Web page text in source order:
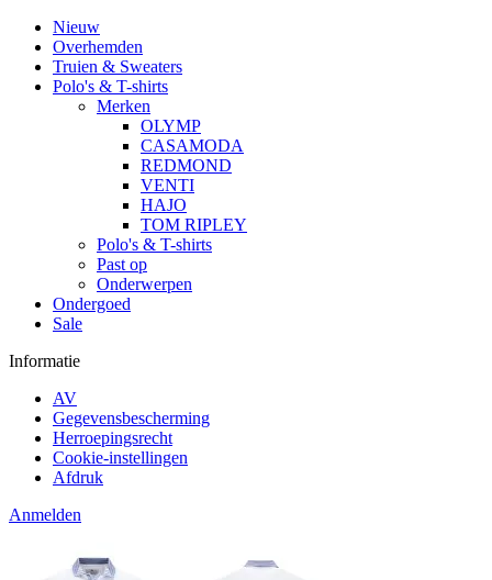
Nieuw
Overhemden
Truien & Sweaters
Polo's & T-shirts
Merken
OLYMP
CASAMODA
REDMOND
VENTI
HAJO
TOM RIPLEY
Polo's & T-shirts
Past op
Onderwerpen
Ondergoed
Sale
Informatie
AV
Gegevensbescherming
Herroepingsrecht
Cookie-instellingen
Afdruk
Anmelden